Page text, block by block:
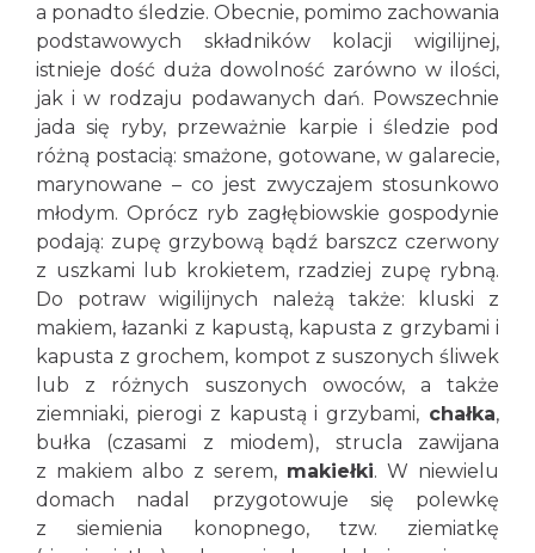
a ponadto śledzie. Obecnie, pomimo zachowania
podstawowych składników kolacji wigilijnej,
istnieje dość duża dowolność zarówno w ilości,
jak i w rodzaju podawanych dań. Powszechnie
jada się ryby, przeważnie karpie i śledzie pod
różną postacią: smażone, gotowane, w galarecie,
marynowane – co jest zwyczajem stosunkowo
młodym. Oprócz ryb zagłębiowskie gospodynie
podają: zupę grzybową bądź barszcz czerwony
z uszkami lub krokietem, rzadziej zupę rybną.
Do potraw wigilijnych należą także: kluski z
makiem, łazanki z kapustą, kapusta z grzybami i
kapusta z grochem, kompot z suszonych śliwek
lub z różnych suszonych owoców, a także
ziemniaki, pierogi z kapustą i grzybami, chałka,
bułka (czasami z miodem), strucla zawijana
z makiem albo z serem, makiełki. W niewielu
domach nadal przygotowuje się polewkę
z siemienia konopnego, tzw. ziemiatkę